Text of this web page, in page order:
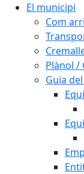
El municipi
Com
Plànol /
Guia